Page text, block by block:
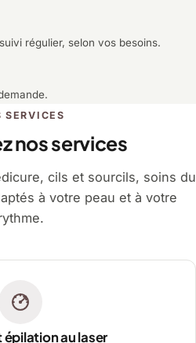
régulier, selon vos besoins.
SERVICES
nos services
cils et sourcils, soins du
à votre peau et à votre
épilation au laser